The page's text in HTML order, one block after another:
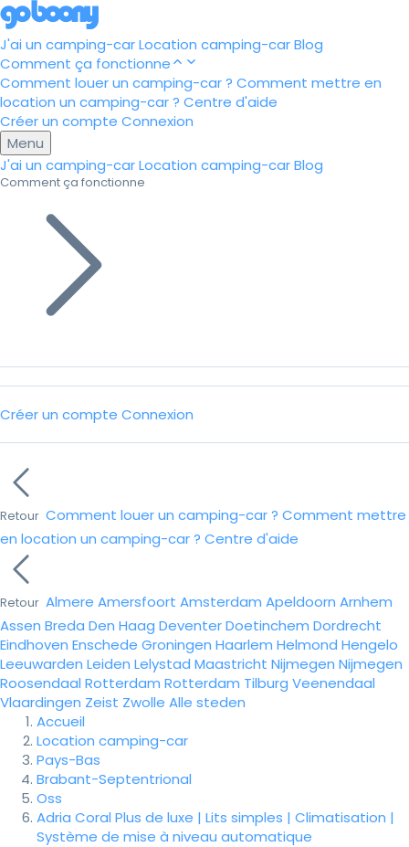
J'ai un camping-carLocation camping-carBlog
Comment ça fonctionne
Comment louer un camping-car ? Comment mettre en
location un camping-car ? Centre d'aide
Créer un compte Connexion
Menu
J'ai un camping-carLocation camping-carBlog
Comment ça fonctionne
Créer un compte Connexion
Retour Comment louer un camping-car ? Comment mettre
en location un camping-car ? Centre d'aide
Retour Almere Amersfoort Amsterdam Apeldoorn Arnhem
Assen Breda Den Haag DeventerDoetinchem Dordrecht
Eindhoven Enschede Groningen Haarlem Helmond Hengelo
Leeuwarden Leiden Lelystad Maastricht Nijmegen Nijmegen
Roosendaal Rotterdam Rotterdam Tilburg Veenendaal
Vlaardingen Zeist Zwolle Alle steden
Accueil
Location camping-car
Pays-Bas
Brabant-Septentrional
Oss
Adria Coral Plus de luxe | Lits simples | Climatisation |
Système de mise à niveau automatique